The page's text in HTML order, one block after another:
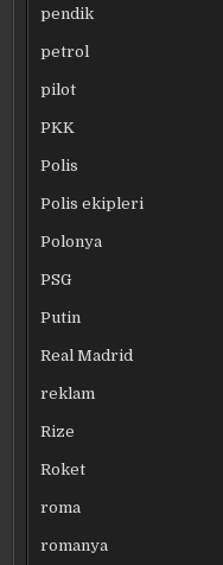
pendik
petrol
pilot
PKK
Polis
Polis ekipleri
Polonya
PSG
Putin
Real Madrid
reklam
Rize
Roket
roma
romanya